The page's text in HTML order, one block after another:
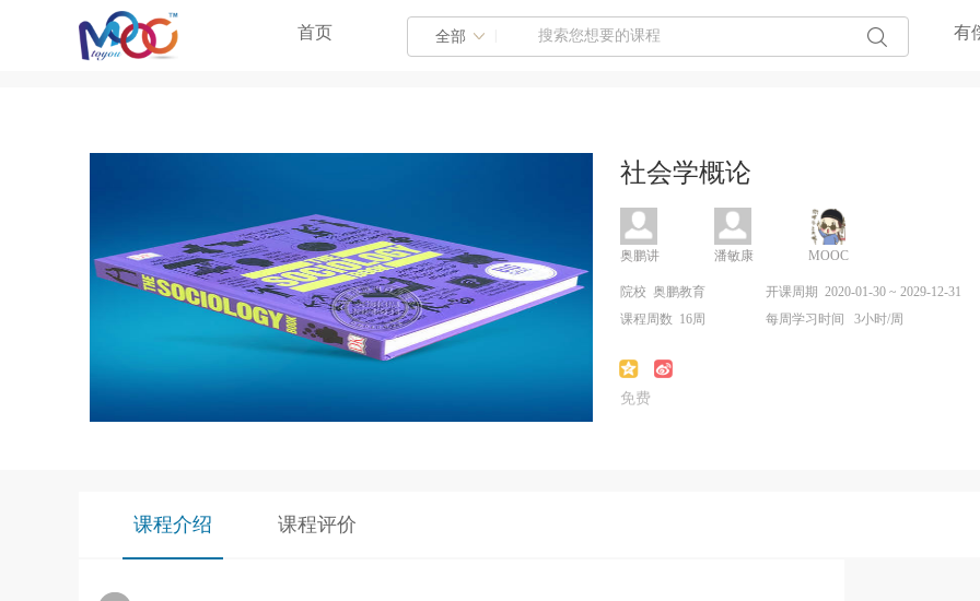
首页 全部 有
社会学概论
奥鹏讲
潘敏康
MOOC
院校 奥鹏教育 开课周期 2020-01-30 ~ 2029-12-31
课程周数 16周 每周学习时间 3小时/周
免费
课程介绍 课程评价